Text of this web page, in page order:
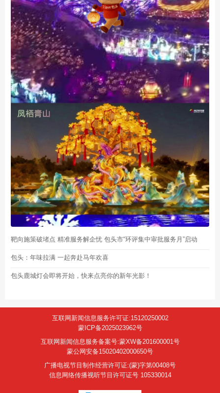
靶向施策破堵点 精准服务解企忧 包头市“环评集中审批服务月”启动
包头：年味拉满 一起奔赴马年欢喜
包头鹿城灯会即将开始，快来点亮你的新年光影！
互联网新闻信息服务许可证:15120250002
蒙ICP备2025023962号
互联网新闻信息服务备案号:蒙XW备201600001号
蒙公网安备15020402000650号
广播电视节目制作经营许可证:(蒙)字第00408号
信息网络传播视听节目许可证号 105330014